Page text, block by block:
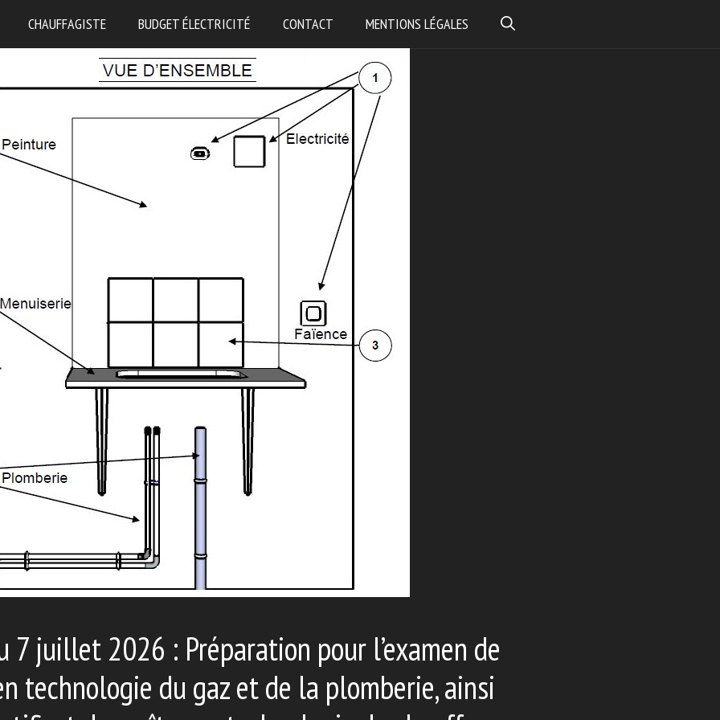
CHAUFFAGISTE BUDGET ÉLECTRICITÉ CONTACT MENTIONS LÉGALES
7 juillet 2026 : Préparation pour l’examen de
technologie du gaz et de la plomberie, ainsi